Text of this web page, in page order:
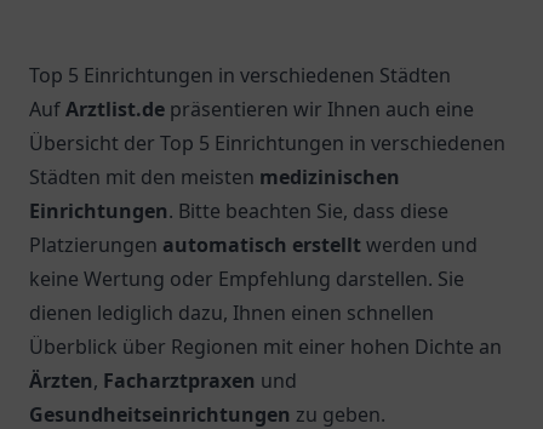
Top 5 Einrichtungen in verschiedenen Städten
AufArztlist.de präsentieren wir Ihnen auch eine
Übersicht der Top 5 Einrichtungen in verschiedenen
Städten mit den meisten medizinischen
Einrichtungen. Bitte beachten Sie, dass diese
Platzierungen automatisch erstelltwerden und
keine Wertung oder Empfehlung darstellen. Sie
dienen lediglich dazu, Ihnen einen schnellen
Überblick über Regionen mit einer hohen Dichte an
Ärzten, Facharztpraxen und
Gesundheitseinrichtungen zu geben.